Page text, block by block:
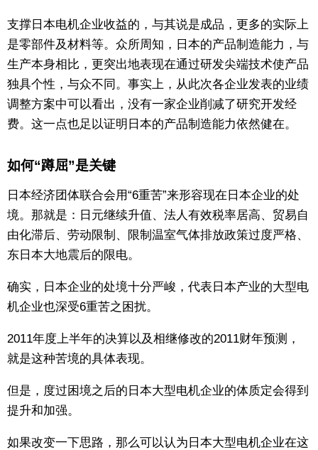
支撑日本电机企业收益的，与其说是成品，更多的实际上
是零部件及材料等。众所周知，日本的产品制造能力，与
生产本身相比，更突出地表现在通过研发尖端技术使产品
独具个性，与众不同。事实上，从此次各企业发表的业绩
调整方案中可以看出，没有一家企业削减了研究开发经
费。这一点也足以证明日本的产品制造能力依然健在。
如何“蹲屈”是关键
日本经济团体联合会用“6重苦”来形容现在日本企业的处
境。那就是：日元继续升值、法人有效税率居高、贸易自
由化滞后、劳动限制、限制温室气体排放政策过度严格、
东日本大地震后的限电。
确实，日本企业的处境十分严峻，代表日本产业的大型电
机企业也深受6重苦之困扰。
2011年度上半年的决算以及相继修改的2011财年预测，
就是这种苦境的具体表现。
但是，度过困境之后的日本大型电机企业的体质定会得到
提升和加强。
如果改变一下思路，那么可以认为日本大型电机企业在这